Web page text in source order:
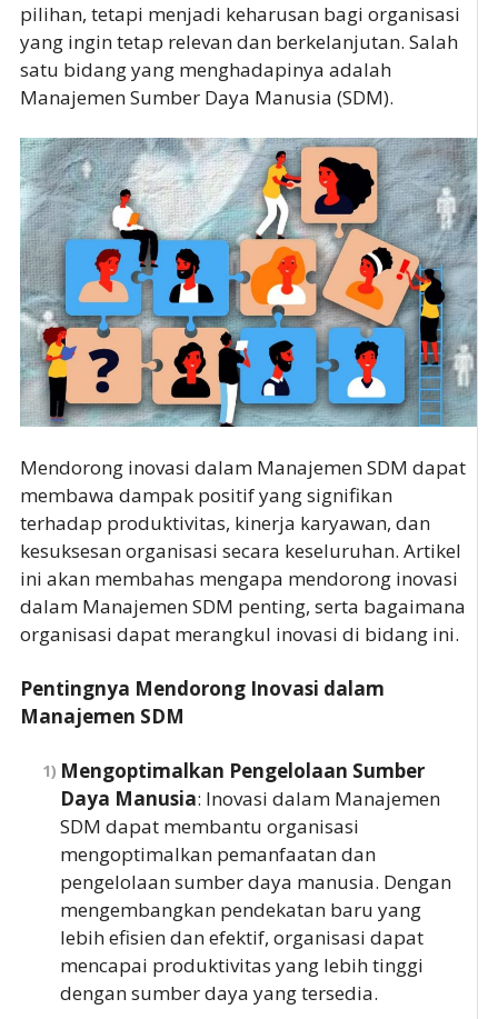
pilihan, tetapi menjadi keharusan bagi organisasi
yang ingin tetap relevan dan berkelanjutan. Salah
satu bidang yang menghadapinya adalah
Manajemen Sumber Daya Manusia (SDM).
Mendorong inovasi dalam Manajemen SDM dapat
membawa dampak positif yang signifikan
terhadap produktivitas, kinerja karyawan, dan
kesuksesan organisasi secara keseluruhan. Artikel
ini akan membahas mengapa mendorong inovasi
dalam Manajemen SDM penting, serta bagaimana
organisasi dapat merangkul inovasi di bidang ini.
Pentingnya Mendorong Inovasi dalam
Manajemen SDM
Mengoptimalkan Pengelolaan Sumber
Daya Manusia: Inovasi dalam Manajemen
SDM dapat membantu organisasi
mengoptimalkan pemanfaatan dan
pengelolaan sumber daya manusia. Dengan
mengembangkan pendekatan baru yang
lebih efisien dan efektif, organisasi dapat
mencapai produktivitas yang lebih tinggi
dengan sumber daya yang tersedia.